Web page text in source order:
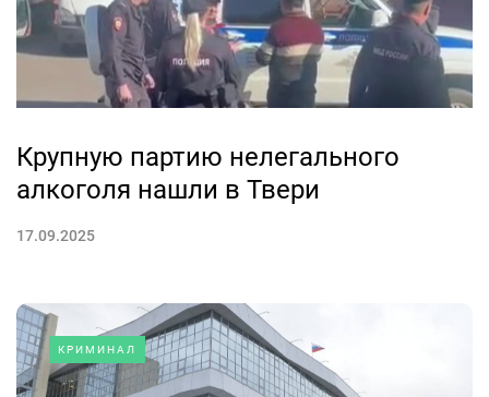
Крупную партию нелегального
алкоголя нашли в Твери
17.09.2025
КРИМИНАЛ